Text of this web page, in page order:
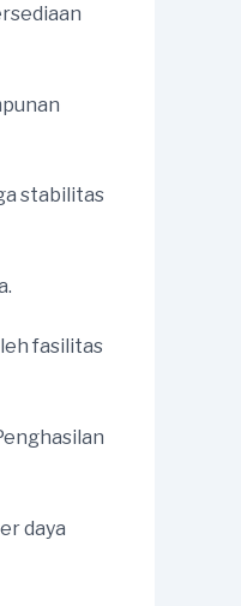
stabilitas
fasilitas
daya